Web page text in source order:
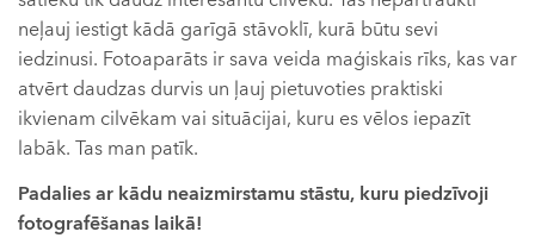
neļauj iestigt kādā garīgā stāvoklī, kurā būtu sevi
iedzinusi. Fotoaparāts ir sava veida maģiskais rīks, kas var
atvērt daudzas durvis un ļauj pietuvoties praktiski
ikvienam cilvēkam vai situācijai, kuru es vēlos iepazīt
labāk. Tas man patīk.
Padalies ar kādu neaizmirstamu stāstu, kuru piedzīvoji
fotografēšanas laikā!